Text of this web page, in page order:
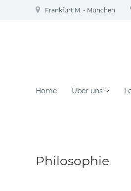
Frankfurt M. - München
Home Über uns
Philosophie